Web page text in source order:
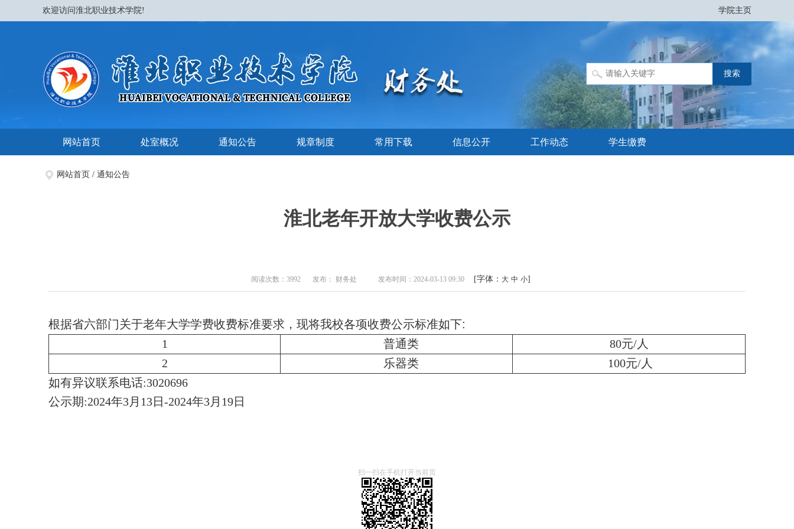
学院主页
欢迎访问淮北职业技术学院!
网站首页 处室概况 通知公告 规章制度 常用下载 信息公开 工作动态 学生缴费
网站首页 / 通知公告
淮北老年开放大学收费公示
阅读次数：3992 发布： 财务处 发布时间：2024-03-13 09:30 [字体： 大 中 小]
根据省六部门关于老年大学学费收费标准要求，现将我校各项收费公示标准如下:
1
普通类
80元/人
2
乐器类
100元/人
如有异议联系电话:3020696
公示期:2024年3月13日-2024年3月19日
扫一扫在手机打开当前页